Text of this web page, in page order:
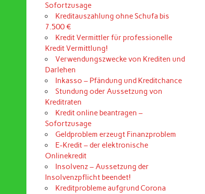
Sofortzusage
Kreditauszahlung ohne Schufa bis
7.500 €
Kredit Vermittler für professionelle
Kredit Vermittlung!
Verwendungszwecke von Krediten und
Darlehen
Inkasso – Pfändung und Kreditchance
Stundung oder Aussetzung von
Kreditraten
Kredit online beantragen –
Sofortzusage
Geldproblem erzeugt Finanzproblem
E-Kredit – der elektronische
Onlinekredit
Insolvenz – Aussetzung der
Insolvenzpflicht beendet!
Kreditprobleme aufgrund Corona